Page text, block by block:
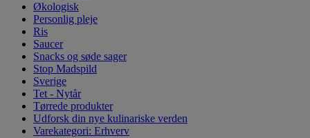
Økologisk
Personlig pleje
Ris
Saucer
Snacks og søde sager
Stop Madspild
Sverige
Tet - Nytår
Tørrede produkter
Udforsk din nye kulinariske verden
Varekategori: Erhverv